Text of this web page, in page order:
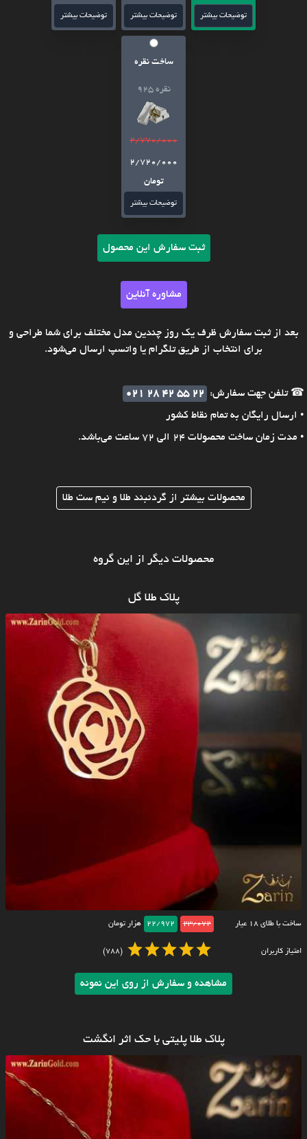
توضیحات بیشتر توضیحات بیشتر توضیحات بیشتر
ساخت نقره
نقره 925
2/770/000
2/720/000
تومان
توضیحات بیشتر
ثبت سفارش این محصول
مشاوره آنلاین
بعد از ثبت سفارش ظرف یک روز چندین مدل مختلف برای شما طراحی و
برای انتخاب از طریق تلگرام یا واتسپ ارسال می‌شود.
☎ تلفن جهت سفارش:
021 28 42 55 22
• ارسال رایگان به تمام نقاط کشور
• مدت زمان ساخت محصولات 24 الی 72 ساعت می‌باشد.
محصولات بیشتر از گردنبند طلا و نیم ست طلا
محصولات دیگر از این گروه
پلاک طلا گل
ساخت با طلای ۱۸ عیار 23/072
22/972 هزار تومان
امتیاز کاربران (788)
مشاهده و سفارش از روی این نمونه
پلاک طلا پلیتی با حک اثر انگشت